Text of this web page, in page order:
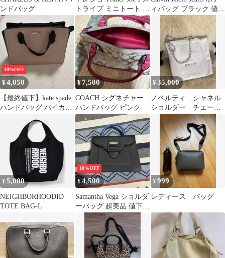
ンドバッグ
トライプ ミニトート ベ
ージュ
ィバッグ ブラック 値段
交渉〇
10%OFF
¥4,050
【最終値下】kate spade
ハンドバッグ バイカラ
¥7,500
COACH シグネチャー
ハンドバッグ ピンク
¥35,000
ノベルティ シャネル
ショルダー チェー
ン バッグ ホワイト/
¥5,000
NEIGHBORHOODID
TOTE BAG-L
10%OFF
¥4,500
Samantha Vega ショルダ
ーバッグ 超美品 値下げ
可能⭕️3000円まで
¥999
レディース バッグ